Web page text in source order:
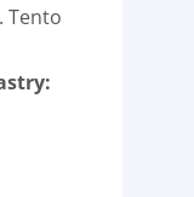
Tento